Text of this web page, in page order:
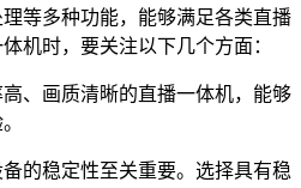
等多种功能，能够满足各类直播
机时，要关注以下几个方面：
、画质清晰的直播一体机，能够
的稳定性至关重要。选择具有稳